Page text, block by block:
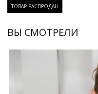
ТОВАР РАСПРОДАН
ВЫ СМОТРЕЛИ